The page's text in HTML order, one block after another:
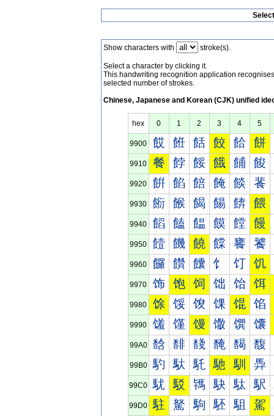
Show characters with stroke(s).
Select a character by clicking it.
This handwriting recognition application
selected number of strokes.
Chinese, Japanese and Korean (CJK) unified
hex 0 1 2 3 4 5
9900 餀 餁 餂 餃 餄 餅
9910 餐 餑 餒 餓 餔 餕
9920 餠 餡 餢 餣 餤 餥
9930 餰 餱 餲 餳 餴 餵
9940 饀 饁 饂 饃 饄 饅
9950 饐 饑 饒 饓 饔 饕
9960 饠 饡 饢 饣 饤 饥
9970 饰 饱 饲 饳 饴 饵
9980 馀 馁 馂 馃 馄 馅
9990 馐 馑 馒 馓 馔 馕
99A0 馠 馡 馢 馣 馤 馥
99B0 馰 馱 馲 馳 馴 馵
99C0 駀 駁 駂 駃 駄 駅
99D0 駐 駑 駒 駓 駔 駕